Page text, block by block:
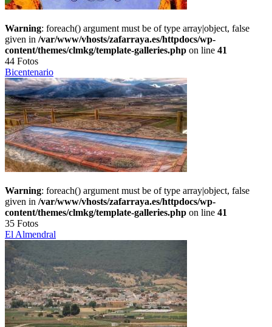
Warning: foreach() argument must be of type array|object, false
given in /var/www/vhosts/zafarraya.es/httpdocs/wp-
content/themes/clmkg/template-galleries.php on line 41
44 Fotos
Bicentenario
Warning: foreach() argument must be of type array|object, false
given in /var/www/vhosts/zafarraya.es/httpdocs/wp-
content/themes/clmkg/template-galleries.php on line 41
35 Fotos
El Almendral